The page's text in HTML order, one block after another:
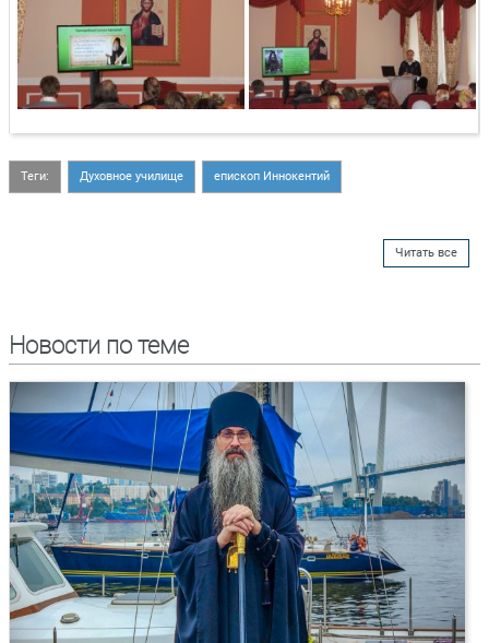
Теги: Духовное училище епископ Иннокентий
Читать все
Новости по теме